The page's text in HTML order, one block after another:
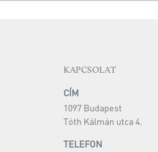
KAPCSOLAT
CÍM
1097 Budapest
Tóth Kálmán utca 4.
TELEFON